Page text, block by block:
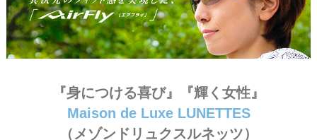
『身につける喜び』『輝く女性』
Maison de Luxe LUNETTES
（メゾンドリュクスルネッツ）